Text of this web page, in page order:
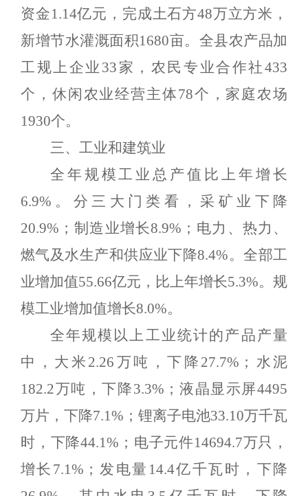
资金1.14亿元，完成土石方48万立方米 ，
新增节水灌溉面积1680亩。 全县农产品加
工规上企业 33 家，农民专业合作社433
个， 休闲农业经营主体78个，家庭农场
1930个。
三、工业和建筑业
全年规模工业总产值比上年增长
6.9% 。分三大门类看，采矿业 下降
20.9% ；制造业增长8.9% ；电力、热力、
燃气及水生产和供应业下降8.4%。全部工
业增加值55.66亿元，比上年增长5.3%。 规
模工业增加值增长8.0%。
全年规模以上工业统计的产品产量
中，大米 2.26 万吨， 下降 27.7% ；水泥
182.2万吨，下降3.3% ； 液晶显示屏4495
万片，下降7.1% ；锂离子电池33.10万千瓦
时，下降44.1% ；电子元件14694.7万只，
增长 7.1% ； 发电量 14.4亿千瓦时， 下降